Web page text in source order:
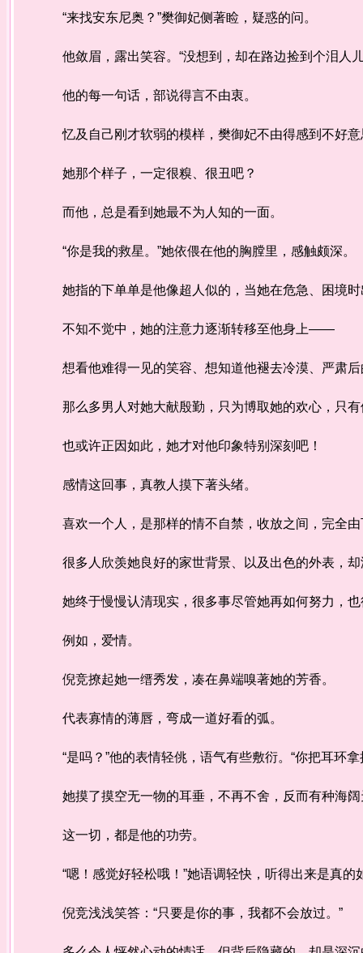
“来找安东尼奥？”樊御妃侧著睑，疑惑的问。
他敛眉，露出笑容。“没想到，却在路边捡到个泪人
他的每一句话，部说得言不由衷。
忆及自己刚才软弱的模样，樊御妃不由得感到不好意
她那个样子，一定很糗、很丑吧？
而他，总是看到她最不为人知的一面。
“你是我的救星。”她依偎在他的胸膛里，感触颇深。
她指的下单单是他像超人似的，当她在危急、困境时
不知不觉中，她的注意力逐渐转移至他身上——
想看他难得一见的笑容、想知道他褪去冷漠、严肃
那么多男人对她大献殷勤，只为博取她的欢心，只有
也或许正因如此，她才对他印象特别深刻吧！
感情这回事，真教人摸下著头绪。
喜欢一个人，是那样的情不自禁，收放之间，完全由
很多人欣羡她良好的家世背景、以及出色的外表，却
她终于慢慢认清现实，很多事尽管她再如何努力，也
例如，爱情。
倪竞撩起她一缙秀发，凑在鼻端嗅著她的芳香。
代表寡情的薄唇，弯成一道好看的弧。
“是吗？”他的表情轻佻，语气有些敷衍。“你把耳环拿
她摸了摸空无一物的耳垂，不再不舍，反而有种海阔
这一切，都是他的功劳。
“嗯！感觉好轻松哦！”她语调轻快，听得出来是真的
倪竞浅浅笑答：“只要是你的事，我都不会放过。”